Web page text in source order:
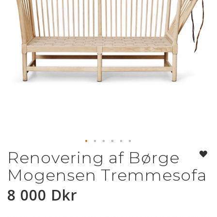
Hoppa
till
början
av
bildgalleriet
Renovering af Børge
Mogensen Tremmesofa
8 000 Dkr